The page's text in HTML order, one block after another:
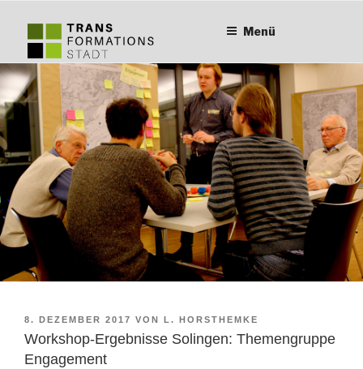
Inhalt
Menü
VERÖFFENTLICHT
AM
8. DEZEMBER 2017 VON L. HORSTHEMKE
Workshop-Ergebnisse Solingen: Themengruppe
Engagement